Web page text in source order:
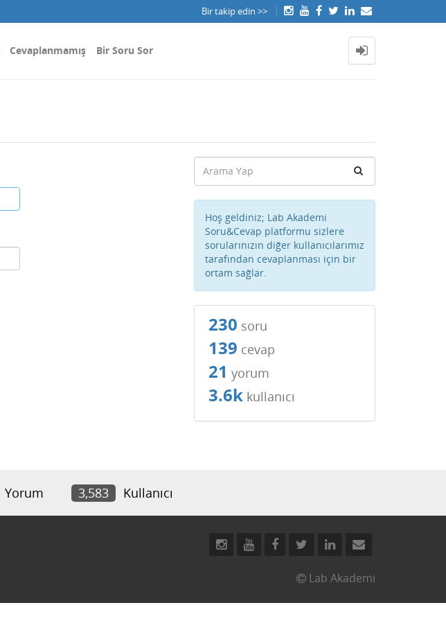
Bir takip edin >>
Cevaplanmamış Bir Soru Sor
Hoş geldiniz; Lab Akademi
Soru&Cevap platformu sizlere
sorularınızın diğer kullanıcılarımız
tarafından cevaplanması için bir
ortam sağlar.
230 soru
139 cevap
21 yorum
3.6kkullanıcı
Yorum 3,583 Kullanıcı
Lab Akademi